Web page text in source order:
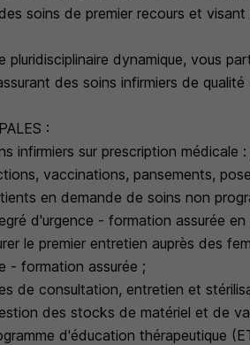
soins de premier recours et
pluridisciplinaire dynamique, vous
des soins infirmiers de
:
infirmiers sur prescription médicale
vaccinations, pansements,
en demande de soins non
d'urgence - formation assurée en
le premier entretien auprès des
- formation assurée ;
de consultation, entretien et
des stocks de matériel et de
d'éducation thérapeutique